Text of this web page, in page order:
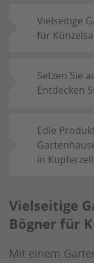
Vielseitige
für
Setzen Sie
Entdecken
Edle
in Kupferzell
Vielseitige
Bögner für
Mit einem